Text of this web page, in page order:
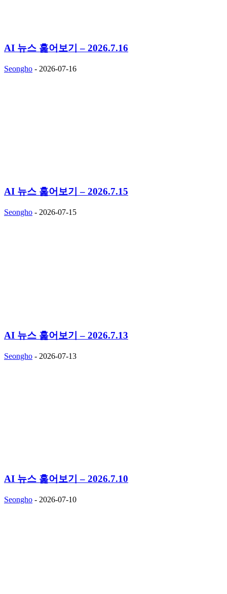
AI 뉴스 훑어보기 – 2026.7.16
Seongho - 2026-07-16
AI 뉴스 훑어보기 – 2026.7.15
Seongho - 2026-07-15
AI 뉴스 훑어보기 – 2026.7.13
Seongho - 2026-07-13
AI 뉴스 훑어보기 – 2026.7.10
Seongho - 2026-07-10